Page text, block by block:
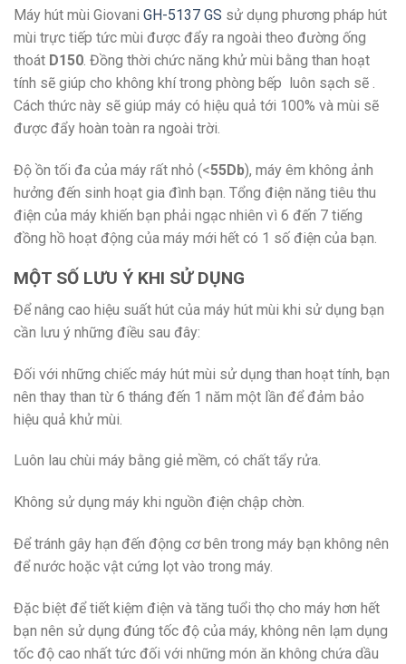
Máy hút mùi Giovani GH-5137 GS sử dụng phương pháp hút
mùi trực tiếp tức mùi được đẩy ra ngoài theo đường ống
thoát D150 . Đồng thời chức năng khử mùi bằng than hoạt
tính sẽ giúp cho không khí trong phòng bếp luôn sạch sẽ .
Cách thức này sẽ giúp máy có hiệu quả tới 100% và mùi sẽ
được đẩy hoàn toàn ra ngoài trời.
Độ ồn tối đa của máy rất nhỏ (<55Db), máy êm không ảnh
hưởng đến sinh hoạt gia đình bạn. Tổng điện năng tiêu thu
điện của máy khiến bạn phải ngạc nhiên vì 6 đến 7 tiếng
đồng hồ hoạt động của máy mới hết có 1 số điện của bạn.
MỘT SỐ LƯU Ý KHI SỬ DỤNG
Để nâng cao hiệu suất hút của máy hút mùi khi sử dụng bạn
cần lưu ý những điều sau đây:
Đối với những chiếc máy hút mùi sử dụng than hoạt tính, bạn
nên thay than từ 6 tháng đến 1 năm một lần để đảm bảo
hiệu quả khử mùi.
Luôn lau chùi máy bằng giẻ mềm, có chất tẩy rửa.
Không sử dụng máy khi nguồn điện chập chờn.
Để tránh gây hạn đến động cơ bên trong máy bạn không nên
để nước hoặc vật cứng lọt vào trong máy.
Đặc biệt để tiết kiệm điện và tăng tuổi thọ cho máy hơn hết
bạn nên sử dụng đúng tốc độ của máy, không nên lạm dụng
tốc độ cao nhất tức đối với những món ăn không chứa dầu